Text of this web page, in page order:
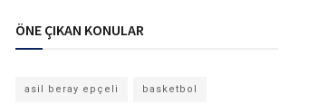
ÖNE ÇIKAN KONULAR
asil beray epçeli basketbol